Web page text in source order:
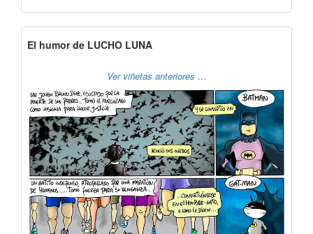
El humor de LUCHO LUNA
Ver viñetas anteriores …